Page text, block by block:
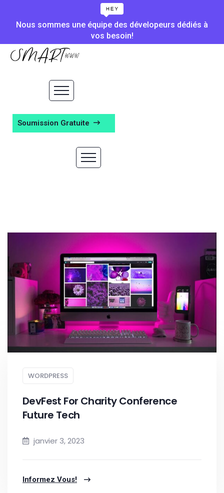
Nous sommes une équipe des dévelopeurs dédiés à
vos besoin!
Soumission Gratuite
WORDPRESS
DevFest For Charity Conference
Future Tech
janvier 3, 2023
Informez Vous!